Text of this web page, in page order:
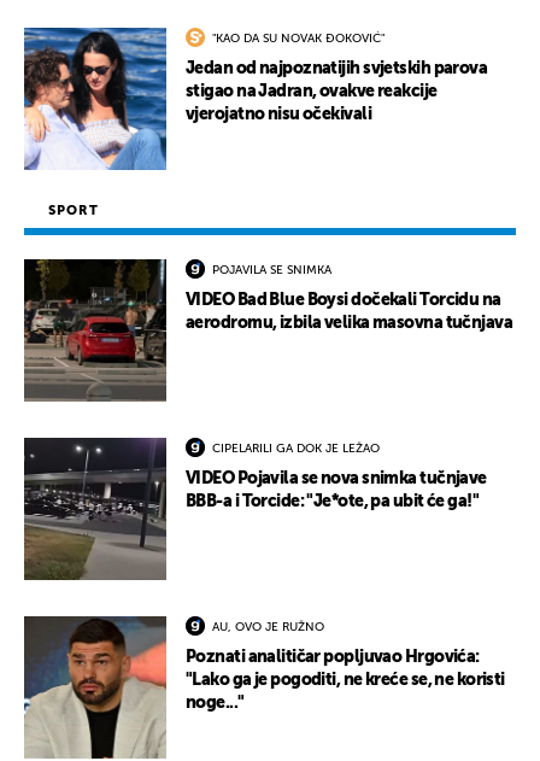
"KAO DA SU NOVAK ĐOKOVIĆ"
Jedan od najpoznatijih svjetskih parova
stigao na Jadran, ovakve reakcije
vjerojatno nisu očekivali
SPORT
POJAVILA SE SNIMKA
VIDEO Bad Blue Boysi dočekali Torcidu na
aerodromu, izbila velika masovna tučnjava
CIPELARILI GA DOK JE LEŽAO
VIDEO Pojavila se nova snimka tučnjave
BBB-a i Torcide: "Je*ote, pa ubit će ga!"
AU, OVO JE RUŽNO
Poznati analitičar popljuvao Hrgovića:
"Lako ga je pogoditi, ne kreće se, ne koristi
noge..."